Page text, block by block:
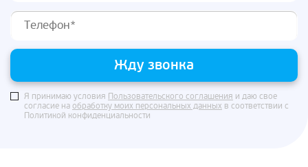
Жду звонка
Я принимаю условия Пользовательского соглашения и даю свое
согласие на обработку моих персональных данных в соответствии с
Политикой конфиденциальности